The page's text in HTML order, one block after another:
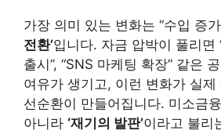
가장 의미 있는 변화는 “수입 증
전환’입니다. 자금 압박이 풀리면
출시”, “SNS 마케팅 확장” 같은
여유가 생기고, 이런 변화가 실제
선순환이 만들어집니다. 미소금
아니라 ‘재기의 발판’이라고 불리